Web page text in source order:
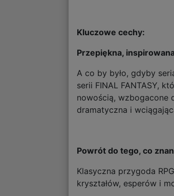
Kluczowe cechy:
Przepiękna,
A co by było, gdyby
serii FINAL FANTASY,
nowością, wzbogacone
dramatyczna i
Powrót do tego, co
Klasyczna przygoda
kryształów, esperów i